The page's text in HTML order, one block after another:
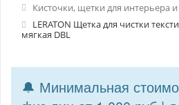
Кисточки, щетки для интерьера и
LERATON Щетка для чистки
мягкая DBL
🔔 Минимальная